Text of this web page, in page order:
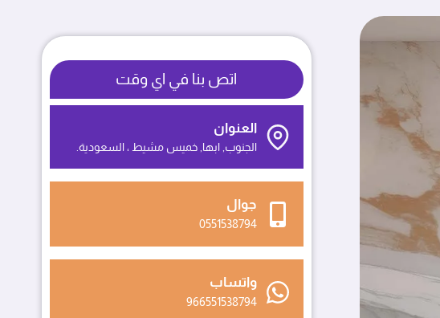
اتص بنا في اي وقت
العنوان
الجنوب, ابها, خميس مشيط ، السعودية.
جوال
0551538794
واتساب
966551538794